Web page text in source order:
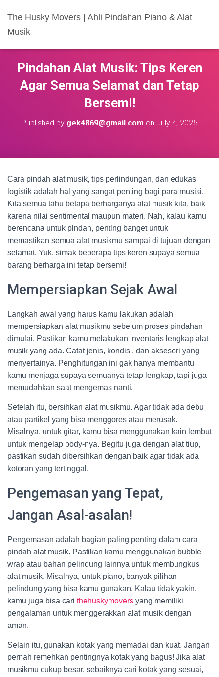
The Husky Movers | Ahli Pindahan Piano & Alat
Musik
Pindahan Alat Musik: Tips Keren
Agar Semua Selamat dan Tetap
Bersemi!
Published by gek4869@gmail.com on July 4, 2025
Cara pindah alat musik, tips perlindungan, dan edukasi
logistik adalah hal yang sangat penting bagi para musisi.
Kita semua tahu betapa berharganya alat musik kita, baik
karena nilai sentimental maupun materi. Nah, kalau kamu
berencana untuk pindah, penting banget untuk
memastikan semua alat musikmu sampai di tujuan dengan
selamat. Yuk, simak beberapa tips keren supaya semua
barang berharga ini tetap bersemi!
Mempersiapkan Sejak Awal
Langkah awal yang harus kamu lakukan adalah
mempersiapkan alat musikmu sebelum proses pindahan
dimulai. Pastikan kamu melakukan inventaris lengkap alat
musik yang ada. Catat jenis, kondisi, dan aksesori yang
menyertainya. Penghitungan ini gak hanya membantu
kamu menjaga supaya semuanya tetap lengkap, tapi juga
memudahkan saat mengemas nanti.
Setelah itu, bersihkan alat musikmu. Agar tidak ada debu
atau partikel yang bisa menggores atau merusak.
Misalnya, untuk gitar, kamu bisa menggunakan kain lembut
untuk mengelap body-nya. Begitu juga dengan alat tiup,
pastikan sudah dibersihkan dengan baik agar tidak ada
kotoran yang tertinggal.
Pengemasan yang Tepat,
Jangan Asal-asalan!
Pengemasan adalah bagian paling penting dalam cara
pindah alat musik. Pastikan kamu menggunakan bubble
wrap atau bahan pelindung lainnya untuk membungkus
alat musik. Misalnya, untuk piano, banyak pilihan
pelindung yang bisa kamu gunakan. Kalau tidak yakin,
kamu juga bisa cari thehuskymovers yang memiliki
pengalaman untuk menggerakkan alat musik dengan
aman.
Selain itu, gunakan kotak yang memadai dan kuat. Jangan
pernah remehkan pentingnya kotak yang bagus! Jika alat
musikmu cukup besar, sebaiknya cari kotak yang sesuai,